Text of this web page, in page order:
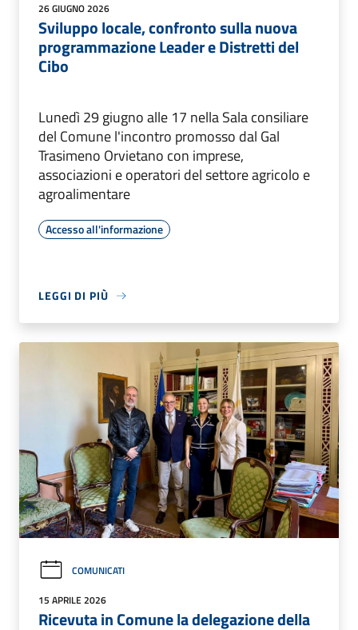
26 GIUGNO 2026
Sviluppo locale, confronto sulla nuova
programmazione Leader e Distretti del
Cibo
Lunedì 29 giugno alle 17 nella Sala consiliare
del Comune l'incontro promosso dal Gal
Trasimeno Orvietano con imprese,
associazioni e operatori del settore agricolo e
agroalimentare
Accesso all'informazione
LEGGI DI PIÙ
COMUNICATI
15 APRILE 2026
Ricevuta in Comune la delegazione della